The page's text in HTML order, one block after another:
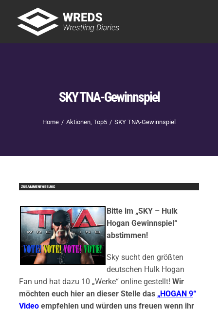
content
SKY TNA-Gewinnspiel
Home Aktionen Top5 SKY TNA-Gewinnspiel
Bitte im „SKY – Hulk
Hogan Gewinnspiel“
abstimmen!
Sky sucht den größten
deutschen Hulk Hogan
Fan und hat dazu 10 „Werke“ online gestellt! Wir
möchten euch hier an dieser Stelle das „HOGAN 9“
Videoempfehlen und würden uns freuen wenn ihr